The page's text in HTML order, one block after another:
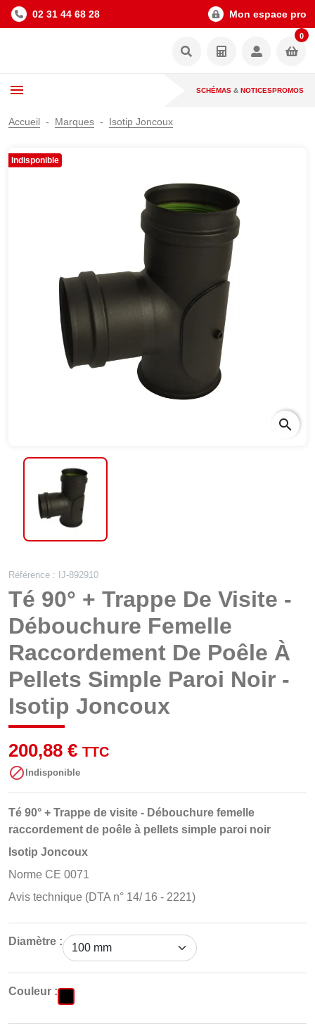
02 31 44 68 28 Mon espace pro
0
SCHÉMAS & NOTICESPROMOS
Accueil Marques Isotip Joncoux
Indisponible
search
Référence : IJ-892910
Té 90° + Trappe De Visite -
Débouchure Femelle
Raccordement De Poêle À
Pellets Simple Paroi Noir -
Isotip Joncoux
200,88 € TTC
 Indisponible
Té 90° + Trappe de visite - Débouchure femelle
raccordement de poêle à pellets simple paroi noir
Isotip Joncoux
Norme CE 0071
Avis technique (DTA n° 14/ 16 - 2221)
Diamètre :
Couleur :